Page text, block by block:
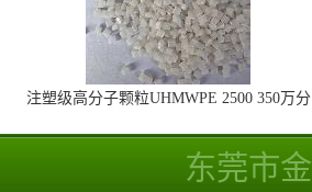
注塑级高分子颗粒UHMWPE 2500 350万分
子量 高耐磨 耐化学